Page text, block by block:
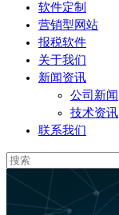
软件定制
营销型网站
报税软件
关于我们
新闻资讯
公司新闻
技术资讯
联系我们